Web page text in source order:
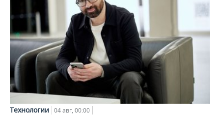
Технологии 04 авг, 00:00